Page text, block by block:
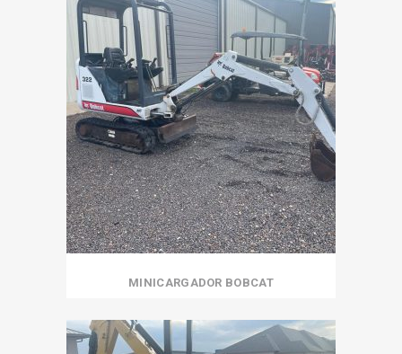
MINICARGADOR BOBCAT